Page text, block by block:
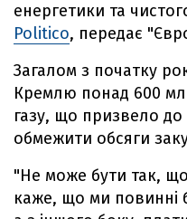
енергетики та
Politico, передає
Загалом з початку
Кремлю понад 600
газу, що призвело до
обмежити обсяги
"Не може бути так,
каже, що ми повинні